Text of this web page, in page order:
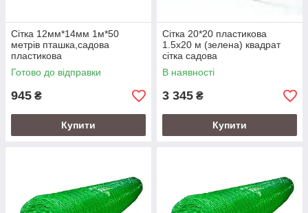
Сітка 12мм*14мм 1м*50
метрів пташка,садова
пластикова
Готово до відправки
945 ₴
Купити
Сітка 20*20 пластикова
1.5х20 м (зелена) квадрат
сітка садова
В наявності
3 345 ₴
Купити